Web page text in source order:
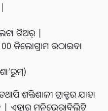
ଗିଅର୍ |
କିଲୋଗ୍ରାମ ଉଠାଇବା
ଶକ୍ତିଶାଳୀ ଟ୍ରାକ୍ଟର ଯାହା
| ଏହାର ମନିଭେରାବିଲିଟି